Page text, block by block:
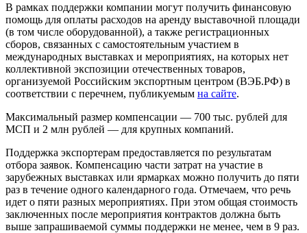
В рамках поддержки компании могут получить финансовую
помощь для оплаты расходов на аренду выставочной площади
(в том числе оборудованной), а также регистрационных
сборов, связанных с самостоятельным участием в
международных выставках и мероприятиях, на которых нет
коллективной экспозиции отечественных товаров,
организуемой Российским экспортным центром (ВЭБ.РФ) в
соответствии с перечнем, публикуемым на сайте.
Максимальный размер компенсации — 700 тыс. рублей для
МСП и 2 млн рублей — для крупных компаний.
Поддержка экспортерам предоставляется по результатам
отбора заявок. Компенсацию части затрат на участие в
зарубежных выставках или ярмарках можно получить до пяти
раз в течение одного календарного года. Отмечаем, что речь
идет о пяти разных мероприятиях. При этом общая стоимость
заключенных после мероприятия контрактов должна быть
выше запрашиваемой суммы поддержки не менее, чем в 9 раз.